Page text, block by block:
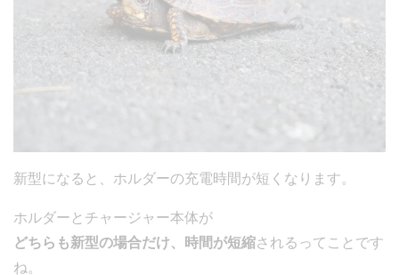
新型になると、ホルダーの充電時間が短くなります。
ホルダーとチャージャー本体が
どちらも新型の場合だけ、時間が短縮されるってことです
ね。